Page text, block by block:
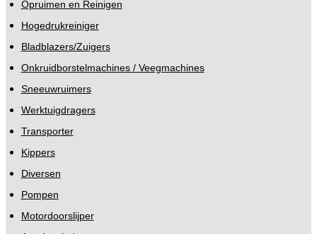
Opruimen en Reinigen
Hogedrukreiniger
Bladblazers/Zuigers
Onkruidborstelmachines / Veegmachines
Sneeuwruimers
Werktuigdragers
Transporter
Kippers
Diversen
Pompen
Motordoorslijper